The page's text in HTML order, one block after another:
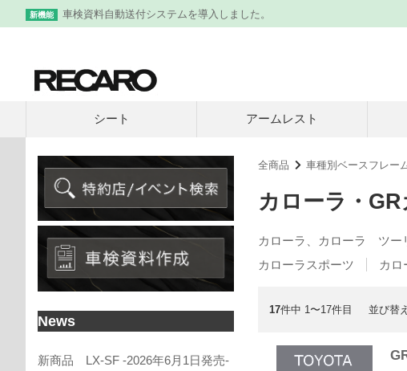
新機能 車検資料自動送付システムを導入しました。
シート アームレスト
全商品 車種別ベースフレー
カローラ・GR
カローラ、カローラ ツー
カローラスポーツ
カロ
17件中 1〜17件目 並び替え
News
新商品 LX-SF -2026年6月1日発売-